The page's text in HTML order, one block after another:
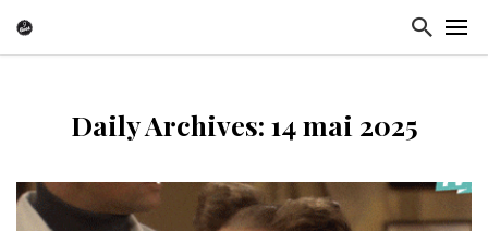
Daily Archives: 14 mai 2025